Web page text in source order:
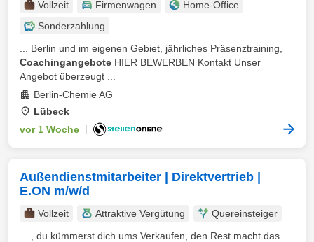
Vollzeit Firmenwagen
Home-Office
Sonderzahlung
... Berlin und im eigenen Gebiet, jährliches Präsenztraining,
Coachingangebote HIER BEWERBEN Kontakt Unser
Angebot überzeugt ...
Berlin-Chemie AG
Lübeck
vor 1 Woche
Außendienstmitarbeiter | Direktvertrieb |
E.ON m/w/d
Vollzeit Attraktive Vergütung
Quereinsteiger
... , du kümmerst dich ums Verkaufen, den Rest macht das